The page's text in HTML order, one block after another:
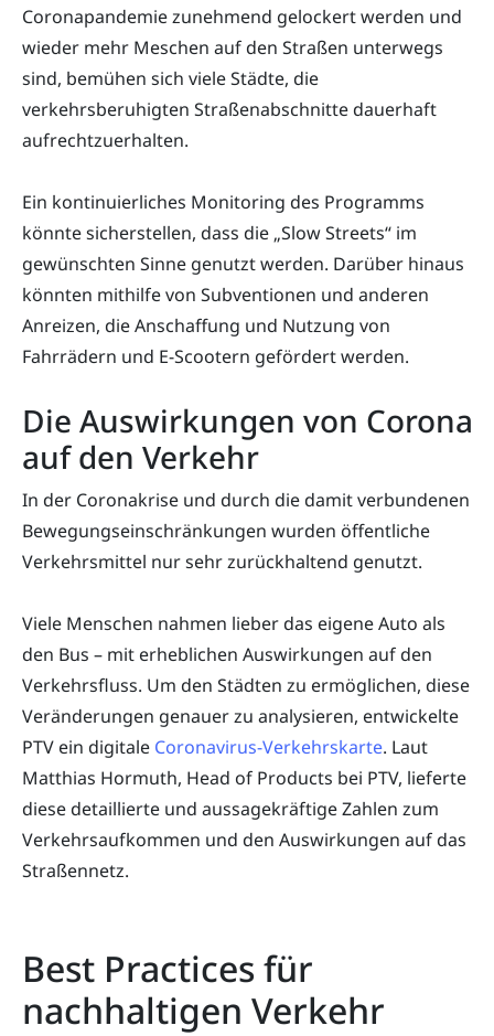
Coronapandemie zunehmend gelockert werden und
wieder mehr Meschen auf den Straßen unterwegs
sind, bemühen sich viele Städte, die
verkehrsberuhigten Straßenabschnitte dauerhaft
aufrechtzuerhalten.
Ein kontinuierliches Monitoring des Programms
könnte sicherstellen, dass die „Slow Streets“ im
gewünschten Sinne genutzt werden. Darüber hinaus
könnten mithilfe von Subventionen und anderen
Anreizen, die Anschaffung und Nutzung von
Fahrrädern und E-Scootern gefördert werden.
Die Auswirkungen von Corona
auf den Verkehr
In der Coronakrise und durch die damit verbundenen
Bewegungseinschränkungen wurden öffentliche
Verkehrsmittel nur sehr zurückhaltend genutzt.
Viele Menschen nahmen lieber das eigene Auto als
den Bus – mit erheblichen Auswirkungen auf den
Verkehrsfluss. Um den Städten zu ermöglichen, diese
Veränderungen genauer zu analysieren, entwickelte
PTV ein digitale Coronavirus-Verkehrskarte. Laut
Matthias Hormuth, Head of Products bei PTV, lieferte
diese detaillierte und aussagekräftige Zahlen zum
Verkehrsaufkommen und den Auswirkungen auf das
Straßennetz.
Best Practices für
nachhaltigen Verkehr